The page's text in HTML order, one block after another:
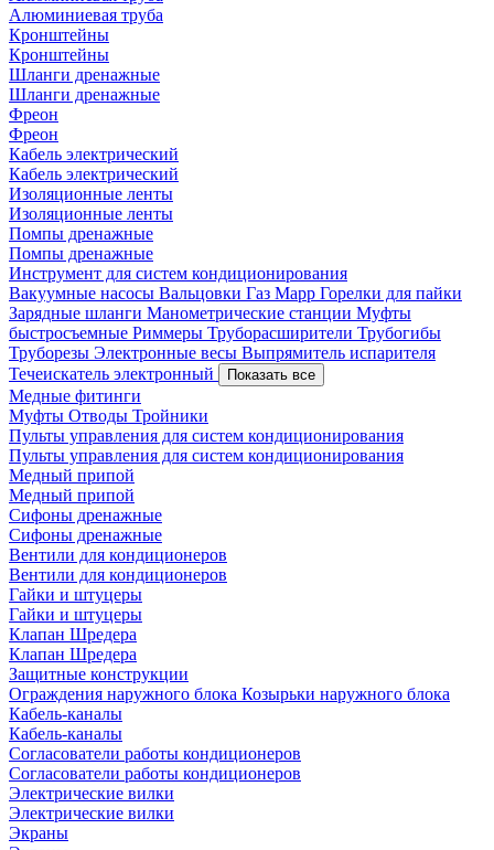
Алюминиевая труба
Кронштейны
Кронштейны
Шланги дренажные
Шланги дренажные
Фреон
Фреон
Кабель электрический
Кабель электрический
Изоляционные ленты
Изоляционные ленты
Помпы дренажные
Помпы дренажные
Инструмент для систем кондиционирования
Вакуумные насосы Вальцовки Газ Mapp Горелки для пайки
Зарядные шланги Манометрические станции Муфты
быстросъемные Риммеры Труборасширители Трубогибы
Труборезы Электронные весы Выпрямитель испарителя
Течеискатель электронный
Показать все
Медные фитинги
Муфты Отводы Тройники
Пульты управления для систем кондиционирования
Пульты управления для систем кондиционирования
Медный припой
Медный припой
Сифоны дренажные
Сифоны дренажные
Вентили для кондиционеров
Вентили для кондиционеров
Гайки и штуцеры
Гайки и штуцеры
Клапан Шредера
Клапан Шредера
Защитные конструкции
Ограждения наружного блока Козырьки наружного блока
Кабель-каналы
Кабель-каналы
Согласователи работы кондиционеров
Согласователи работы кондиционеров
Электрические вилки
Электрические вилки
Экраны